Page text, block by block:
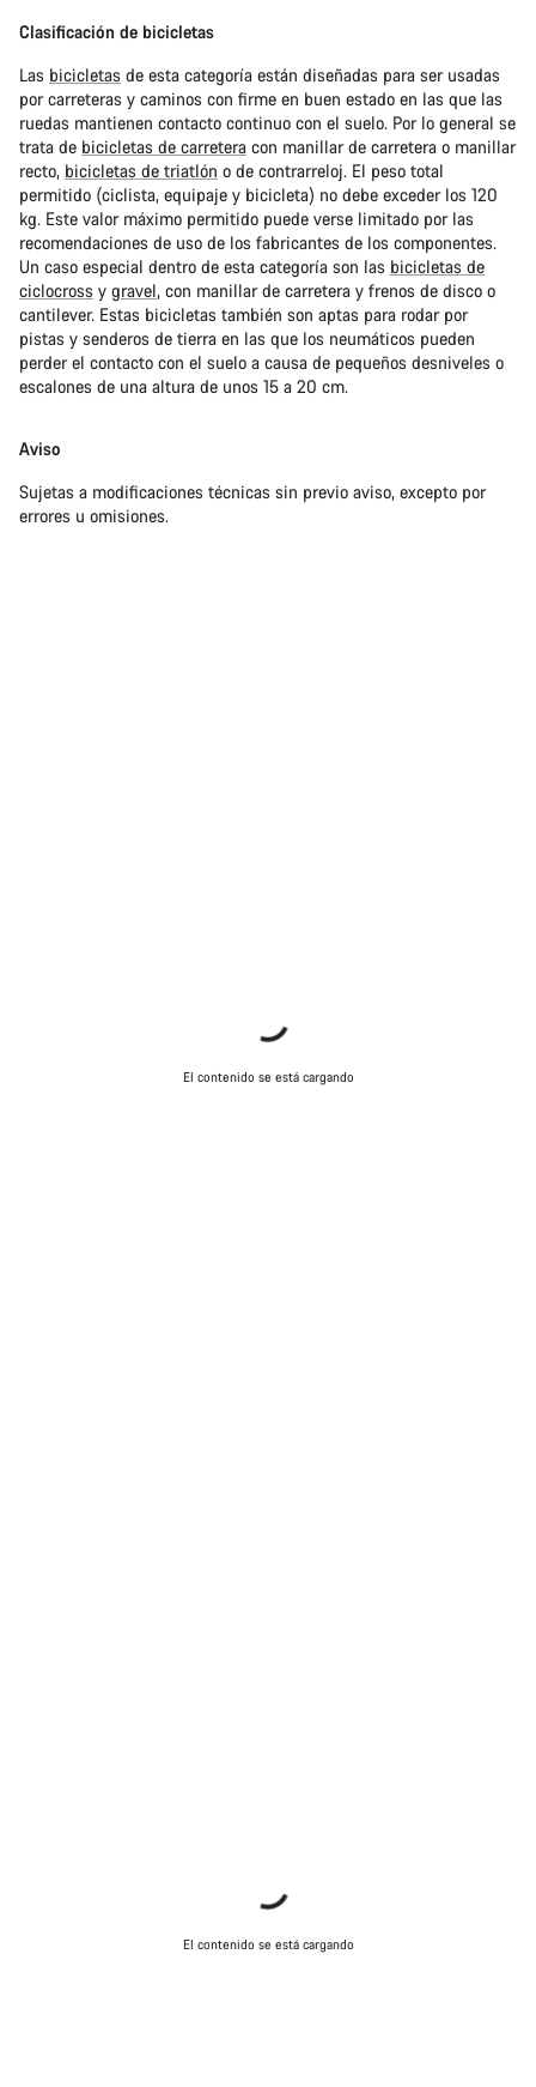
Clasificación de bicicletas
Las bicicletas de esta categoría están diseñadas para ser usadas
por carreteras y caminos con firme en buen estado en las que las
ruedas mantienen contacto continuo con el suelo. Por lo general se
trata de bicicletas de carretera con manillar de carretera o manillar
recto, bicicletas de triatlón o de contrarreloj. El peso total
permitido (ciclista, equipaje y bicicleta) no debe exceder los 120
kg. Este valor máximo permitido puede verse limitado por las
recomendaciones de uso de los fabricantes de los componentes.
Un caso especial dentro de esta categoría son las bicicletas de
ciclocross y gravel, con manillar de carretera y frenos de disco o
cantilever. Estas bicicletas también son aptas para rodar por
pistas y senderos de tierra en las que los neumáticos pueden
perder el contacto con el suelo a causa de pequeños desniveles o
escalones de una altura de unos 15 a 20 cm.
Aviso
Sujetas a modificaciones técnicas sin previo aviso, excepto por
errores u omisiones.
El contenido se está cargando
El contenido se está cargando